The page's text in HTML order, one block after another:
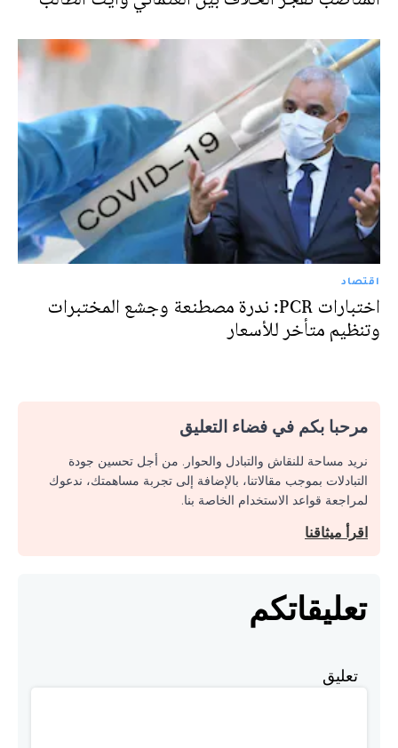
اقتصاد
اختبارات PCR: ندرة مصطنعة وجشع المختبرات
وتنظيم متأخر للأسعار
مرحبا بكم في فضاء التعليق
نريد مساحة للنقاش والتبادل والحوار. من أجل تحسين جودة
التبادلات بموجب مقالاتنا، بالإضافة إلى تجربة مساهمتك، ندعوك
لمراجعة قواعد الاستخدام الخاصة بنا.
اقرأ ميثاقنا
تعليقاتكم
تعليق